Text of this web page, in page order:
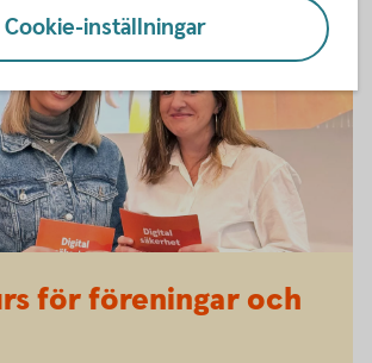
för föreningar och
Cookie-inställningar